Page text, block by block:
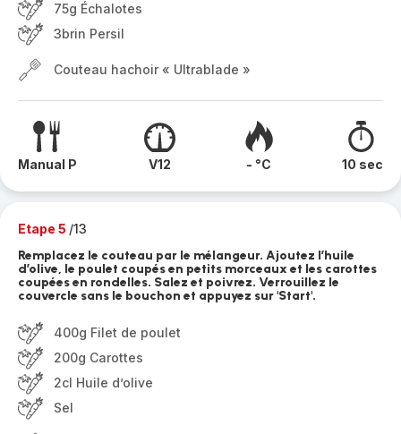
75g Échalotes
3brin Persil
Couteau hachoir « Ultrablade »
Manual P V12 - °C 10 sec
Etape 5 /13
Remplacez le couteau par le mélangeur. Ajoutez l’huile
d’olive, le poulet coupés en petits morceaux et les carottes
coupées en rondelles. Salez et poivrez. Verrouillez le
couvercle sans le bouchon et appuyez sur 'Start'.
400g Filet de poulet
200g Carottes
2cl Huile d’olive
Sel